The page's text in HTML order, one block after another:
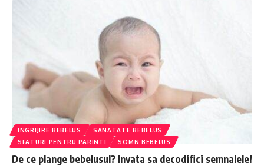
INGRIJIRE BEBELUS
SANATATE BEBELUS
SFATURI PENTRU PARINTI
SOMN BEBELUS
De ce plange bebelusul? Invata sa decodifici semnalele!